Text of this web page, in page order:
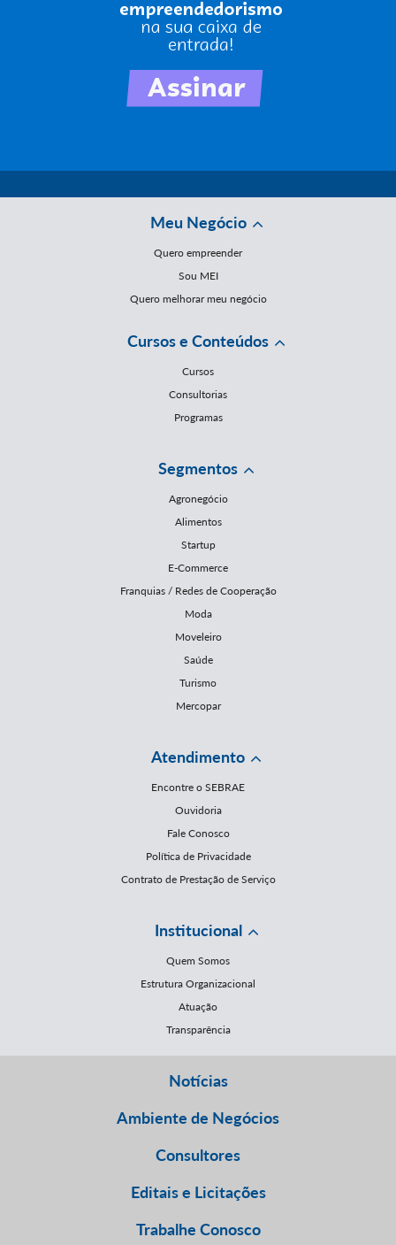
Meu Negócio
Quero empreender
Sou MEI
Quero melhorar meu negócio
Cursos e Conteúdos
Cursos
Consultorias
Programas
Segmentos
Agronegócio
Alimentos
Startup
E-Commerce
Franquias / Redes de Cooperação
Moda
Moveleiro
Saúde
Turismo
Mercopar
Atendimento
Encontre o SEBRAE
Ouvidoria
Fale Conosco
Política de Privacidade
Contrato de Prestação de Serviço
Institucional
Quem Somos
Estrutura Organizacional
Atuação
Transparência
Notícias
Ambiente de Negócios
Consultores
Editais e Licitações
Trabalhe Conosco